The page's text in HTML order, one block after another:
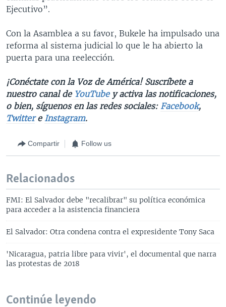
Ejecutivo”.
Con la Asamblea a su favor, Bukele ha impulsado una
reforma al sistema judicial lo que le ha abierto la
puerta para una reelección.
¡Conéctate con la Voz de América! Suscríbete a
nuestro canal deYouTubey activa las notificaciones,
o bien, síguenos en las redes sociales: Facebook,
Twittere Instagram.
Compartir Follow us
Relacionados
FMI: El Salvador debe "recalibrar" su política económica
para acceder a la asistencia financiera
El Salvador: Otra condena contra el expresidente Tony Saca
'Nicaragua, patria libre para vivir', el documental que narra
las protestas de 2018
Continúe leyendo